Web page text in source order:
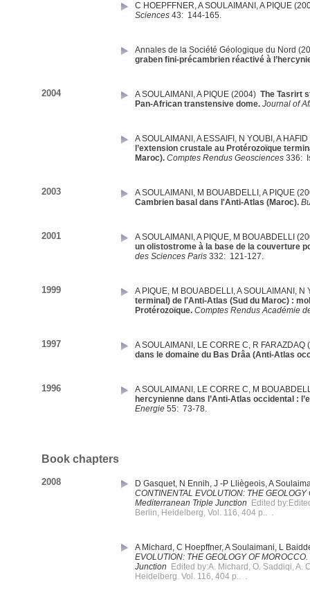
C HOEPFFNER,A SOULAIMANI ,A PIQUE
Sciences 43: 144-165.
Annales de la Société Géologique du Nord
graben fini-précambrien réactivé à
2004 A SOULAIMANI ,A PIQUE (2004) The Tasrirt
Pan-African transtensive dome. Journal of
A SOULAIMANI ,A ESSAIFI , N YOUBI ,A HAFID
l’extension crustale au Protérozoïque
Maroc). Comptes Rendus Geosciences 336:
2003 A SOULAIMANI , M BOUABDELLI ,A PIQUE
Cambrien basal dans l'Anti-Atlas (Maroc).
2001 A SOULAIMANI ,A PIQUE, M BOUABDELLI
un olistostrome à la base de la couverture
des Sciences Paris 332: 121-127.
1999 A PIQUE, M BOUABDELLI ,A SOULAIMANI , N
terminal) de l'Anti-Atlas (Sud du Maroc) :
Protérozoïque. Comptes Rendus Académie
1997 A SOULAIMANI , LE CORRE C, R FARAZDAQ
dans le domaine du Bas Drâa (Anti-Atlas
1996 A SOULAIMANI , LE CORRE C, M
hercynienne dans l’Anti-Atlas occidental :
Energie 55: 73-78.
Book chapters
2008 D Gasquet N Ennih ,J -P Lliègeois ,A
CONTINENTAL EVOLUTION: THE
Mediterranean Triple Junction Edited
Berlin, Heidelberg, Vol. 116, 404 p.. .
A Michard ,C Hoepffner,A Soulaimani L
EVOLUTION: THE GEOLOGY OF
Junction Edited by:A. Michard, O. Saddiqi, A.
Heidelberg. Vol. 116, 404 p.. .